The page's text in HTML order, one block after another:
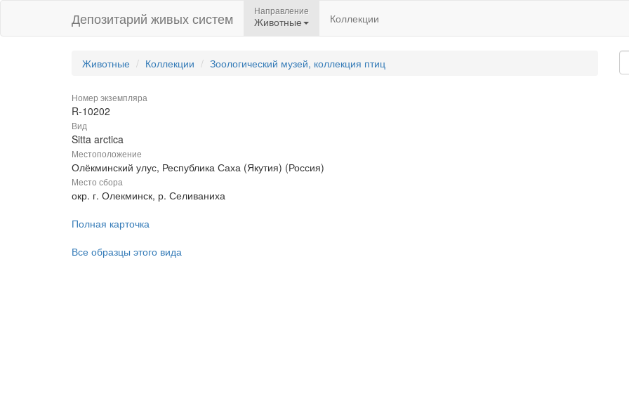
Депозитарий живых систем Направление
Животные Коллекции
Животные Коллекции Зоологический музей, коллекция птиц
Номер экземпляра
R-10202
Вид
Sitta arctica
Местоположение
Олёкминский улус, Республика Саха (Якутия) (Россия)
Место сбора
окр. г. Олекминск, р. Селиваниха
Полная карточка
Все образцы этого вида